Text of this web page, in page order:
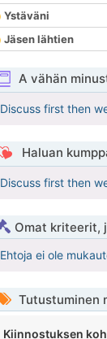
Ystäväni
Jäsen lähtien
A vähän
Discuss first then
Haluan
Discuss first then
Omat kriteerit,
Ehtoja ei ole
Tutustuminen
Kiinnostuksen